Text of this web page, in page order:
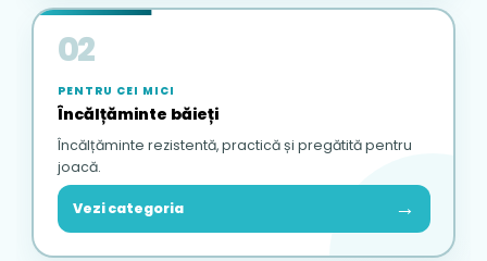
02
PENTRU CEI MICI
Încălțăminte băieți
Încălțăminte rezistentă, practică și pregătită pentru
joacă.
Vezi categoria →